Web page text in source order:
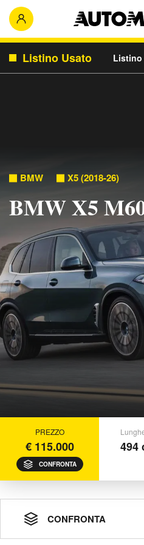
Listino Usato
BMW X5 (2018-26)
BMW X5
PREZZO
€ 115.000
CONFRONTA
494
CONFRONTA